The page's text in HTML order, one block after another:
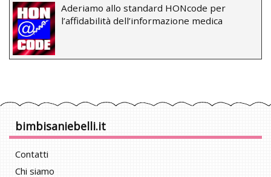
Aderiamo allo standard HONcode per
l’affidabilità dell’informazione medica
bimbisaniebelli.it
Contatti
Chi siamo